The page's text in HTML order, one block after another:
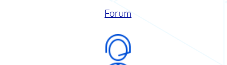
Forum